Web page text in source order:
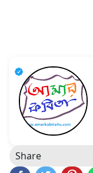
Share